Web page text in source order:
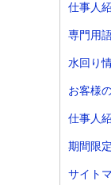
仕事人
専門用
水回り
お客様
仕事人
期間限定
サイト